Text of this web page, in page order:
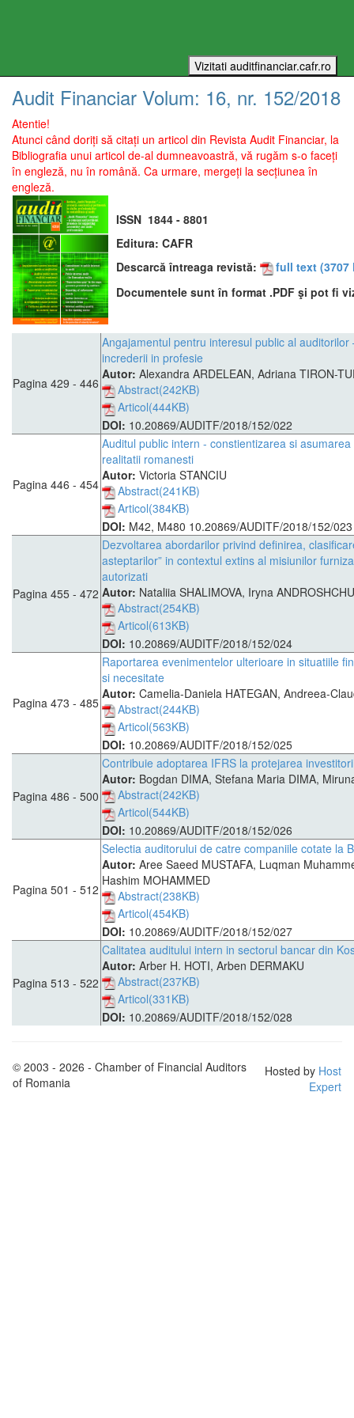
Audit Financiar Volum: 16, nr. 152/2018
Atentie!
Atunci când doriți să citați un articol din Revista Audit Financiar, la
Bibliografia unui articol de-al dumneavoastră, vă rugăm s-o faceți
în engleză, nu în română. Ca urmare, mergeți la secțiunea în
engleză.
ISSN 1844 - 8801
Editura: CAFR
Descarcă întreaga revistă:
full text (3707
Documentele sunt în format .PDF şi pot fi
Pagina 429 - 446
Angajamentul pentru interesul public al
increderii in profesie
Autor: Alexandra ARDELEAN, Adriana TIRON-
Abstract(242KB)
Articol(444KB)
DOI: 10.20869/AUDITF/2018/152/022
Pagina 446 - 454
Auditul public intern - constientizarea si
realitatii romanesti
Autor: Victoria STANCIU
Abstract(241KB)
Articol(384KB)
DOI: M42, M480 10.20869/AUDITF/2018/152/023
Pagina 455 - 472
Dezvoltarea abordarilor privind definirea,
asteptarilor” in contextul extins al misiunilor
autorizati
Autor: Nataliia SHALIMOVA, Iryna
Abstract(254KB)
Articol(613KB)
DOI: 10.20869/AUDITF/2018/152/024
Pagina 473 - 485
Raportarea evenimentelor ulterioare in situatiile
si necesitate
Autor: Camelia-Daniela HATEGAN, Andreea-
Abstract(244KB)
Articol(563KB)
DOI: 10.20869/AUDITF/2018/152/025
Pagina 486 - 500
Contribuie adoptarea IFRS la protejarea
Autor: Bogdan DIMA, Stefana Maria DIMA,
Abstract(242KB)
Articol(544KB)
DOI: 10.20869/AUDITF/2018/152/026
Pagina 501 - 512
Selectia auditorului de catre companiile cotate la
Autor: Aree Saeed MUSTAFA, Luqman
Hashim MOHAMMED
Abstract(238KB)
Articol(454KB)
DOI: 10.20869/AUDITF/2018/152/027
Pagina 513 - 522
Calitatea auditului intern in sectorul bancar din
Autor: Arber H. HOTI, Arben DERMAKU
Abstract(237KB)
Articol(331KB)
DOI: 10.20869/AUDITF/2018/152/028
© 2003 - 2026 - Chamber of Financial Auditors
of Romania
Hosted by Host
Expert